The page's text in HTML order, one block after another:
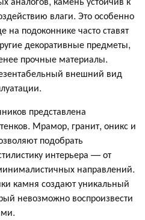
влаги. Это особенно
на подоконнике часто ставят
декоративные предметы,
прочные материалы.
внешний вид
представлена
Мрамор, гранит, оникс и
подобрать
интерьера — от
направлений.
камня создают уникальный
невозможно воспроизвести